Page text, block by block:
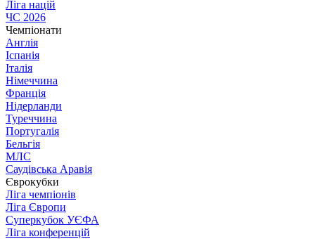
Ліга націй
ЧС 2026
Чемпіонати
Англія
Іспанія
Італія
Німеччина
Франція
Нідерланди
Туреччина
Португалія
Бельгія
МЛС
Саудівська Аравія
Єврокубки
Ліга чемпіонів
Ліга Європи
Суперкубок УЄФА
Ліга конференцій